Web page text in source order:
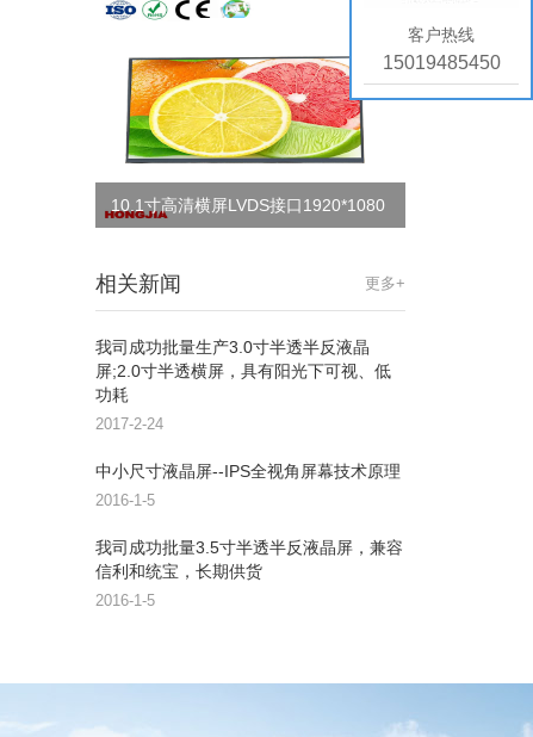
10.1寸高清横屏LVDS接口1920*1080
相关新闻 更多+
我司成功批量生产3.0寸半透半反液晶
屏;2.0寸半透横屏，具有阳光下可视、低
功耗
2017-2-24
中小尺寸液晶屏--IPS全视角屏幕技术原理
2016-1-5
我司成功批量3.5寸半透半反液晶屏，兼容
信利和统宝，长期供货
2016-1-5
客户热线
15019485450